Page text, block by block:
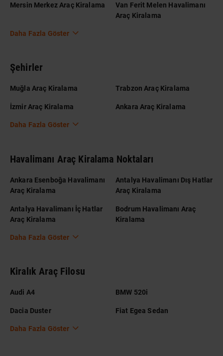
Mersin Merkez Araç Kiralama
Van Ferit Melen Havalimanı
Araç Kiralama
Daha Fazla Göster
Şehirler
Muğla Araç Kiralama Trabzon Araç Kiralama
İzmir Araç Kiralama Ankara Araç Kiralama
Daha Fazla Göster
Havalimanı Araç Kiralama Noktaları
Ankara Esenboğa Havalimanı
Araç Kiralama
Antalya Havalimanı Dış Hatlar
Araç Kiralama
Antalya Havalimanı İç Hatlar
Araç Kiralama
Bodrum Havalimanı Araç
Kiralama
Daha Fazla Göster
Kiralık Araç Filosu
Audi A4 BMW 520i
Dacia Duster Fiat Egea Sedan
Daha Fazla Göster